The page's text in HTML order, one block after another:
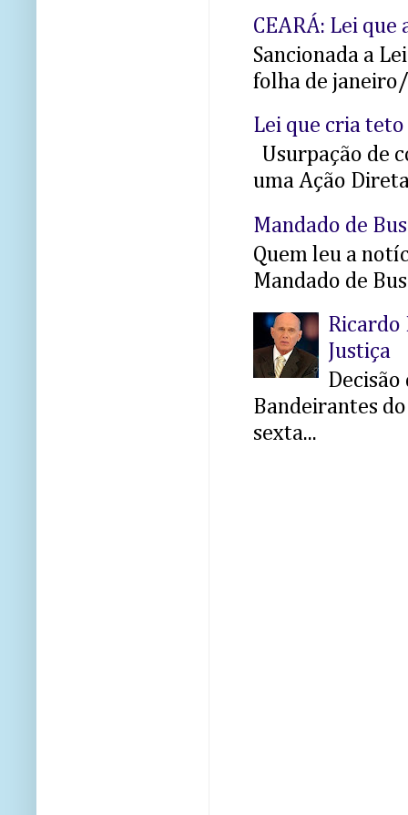
CEARÁ: Lei
Sancionada a
folha de
Lei que cria
Usurpação de
uma Ação
Mandado de
Quem leu a
Mandado de
Ricardo
Justiça
Decisão
Bandeirantes
sexta...